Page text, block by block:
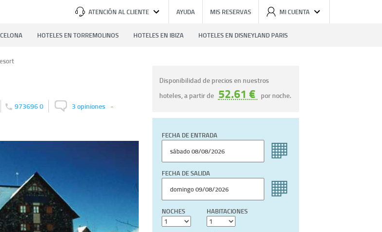
ATENCIÓN AL CLIENTE AYUDA MIS RESERVAS MI CUENTA
HOTELES EN TORREMOLINOS HOTELES EN IBIZA HOTELES EN DISNEYLAND PARIS
973696 0 3 opiniones -
Disponibilidad de precios en nuestros
hoteles, a partir de 52.61 € por noche.
FECHA DE ENTRADA
FECHA DE SALIDA
NOCHES HABITACIONES